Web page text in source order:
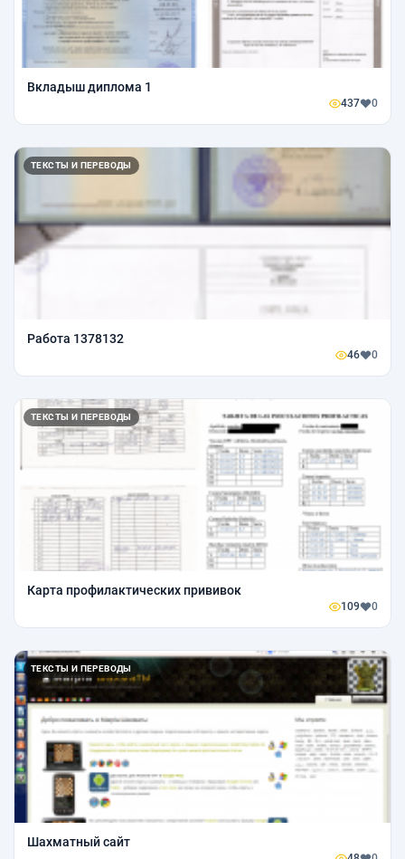
Вкладыш диплома 1
437 0
ТЕКСТЫ И ПЕРЕВОДЫ
Работа 1378132
46 0
ТЕКСТЫ И ПЕРЕВОДЫ
Карта профилактических прививок
109 0
ТЕКСТЫ И ПЕРЕВОДЫ
Шахматный сайт